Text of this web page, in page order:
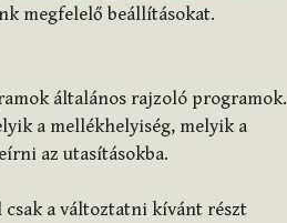
megfelelő beállításokat.
általános rajzoló programok.
a mellékhelyiség, melyik a
az utasításokba.
a változtatni kívánt részt